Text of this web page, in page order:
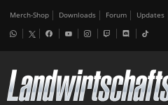
Merch-Shop Downloads Forum Updates